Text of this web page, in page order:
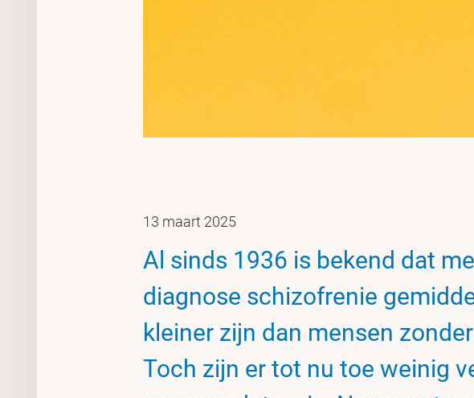
13 maart 2025
Al sinds 1936 is bekend dat
diagnose schizofrenie
kleiner zijn dan mensen
Toch zijn er tot nu toe weinig